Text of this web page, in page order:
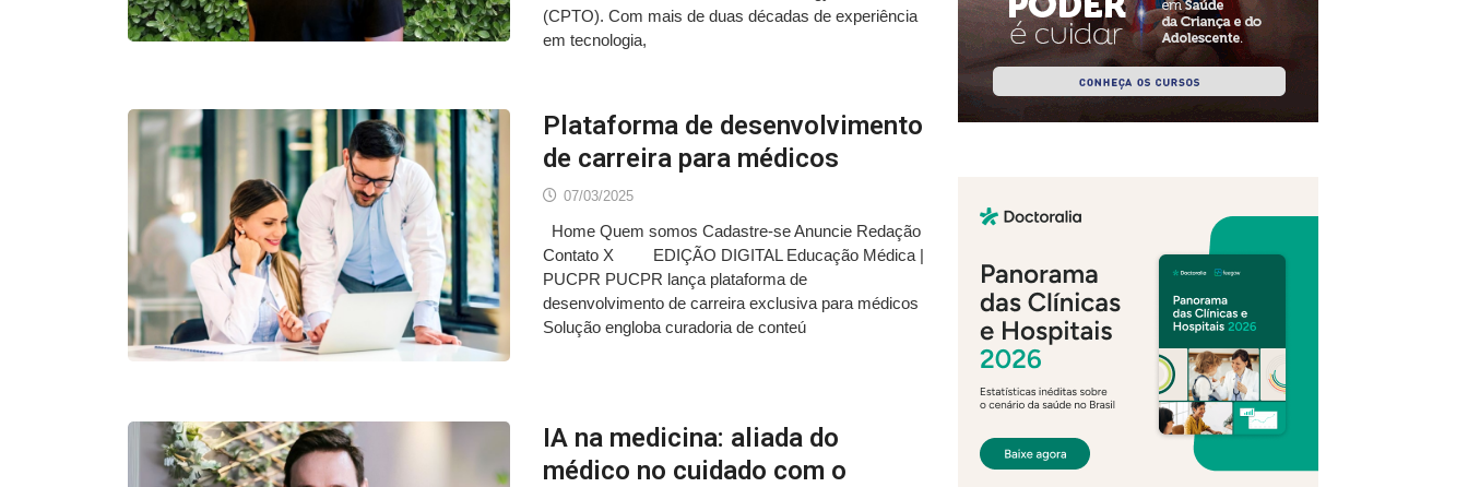
(CPTO). Com mais de duas décadas de experiência
em tecnologia,
Plataforma de desenvolvimento
de carreira para médicos
07/03/2025
Home Quem somos Cadastre-se Anuncie Redação
Contato X EDIÇÃO DIGITAL Educação Médica |
PUCPR PUCPR lança plataforma de
desenvolvimento de carreira exclusiva para médicos
Solução engloba curadoria de conteú
IA na medicina: aliada do
médico no cuidado com o